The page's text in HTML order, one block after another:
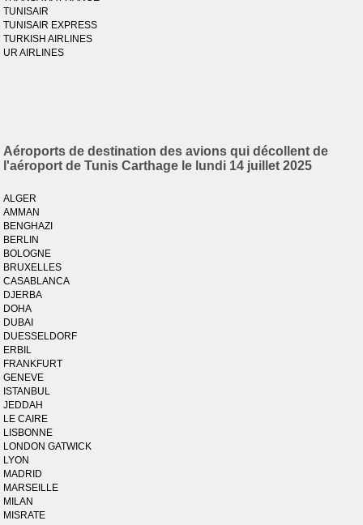
TUNISAIR
TUNISAIR EXPRESS
TURKISH AIRLINES
UR AIRLINES
Aéroports de destination des avions qui décollent de
l'aéroport de Tunis Carthage le lundi 14 juillet 2025
ALGER
AMMAN
BENGHAZI
BERLIN
BOLOGNE
BRUXELLES
CASABLANCA
DJERBA
DOHA
DUBAI
DUESSELDORF
ERBIL
FRANKFURT
GENEVE
ISTANBUL
JEDDAH
LE CAIRE
LISBONNE
LONDON GATWICK
LYON
MADRID
MARSEILLE
MILAN
MISRATE